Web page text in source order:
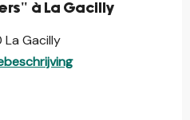
à La Gacilly
Gacilly